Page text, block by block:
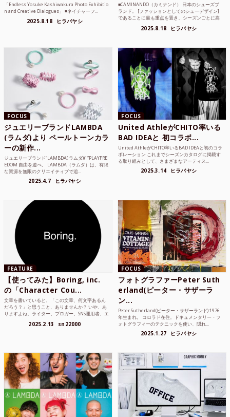
「Endless Yosuke Kashiwakura Photo Exhibitio
n and Creative Dialogues」 ■ネイチャーフ...
2025.8.18 ヒラバヤシ
■CAMINANDO（カミナンド） 日本のシューズブ
ランド。 [ファッションとしてのシューデザイン]
であることに最も重点を置き、シーズンごとに高
2025.8.18 ヒラバヤシ
FOCUS
ジュエリーブランドLAMBDA
(ラムダ)より ペールトーンカラ
ーの新作...
ジュエリーブランド“LAMBDA( ラムダ))” “PLAYFRE
EDOM 自由を遊べ。 LAMBDA（ラムダ）は、有限
な資源を無限のクリエイティブで追...
2025.4.7 ヒラバヤシ
FOCUS
United AthleがCHITO率いる
BAD IDEAと 初コラボ...
United AthleがCHITO率いるBAD IDEAと初のコラ
ボレーション これまでシーズンカタログに掲載す
る取り組みとして、さまざまなアーティス...
2025.3.14 ヒラバヤシ
FEATURE
【使ってみた】Boring, inc.
の「Character Cou...
文章を書いていると、「この文章、何文字あるん
だろう？」と思うこと、ありませんか？ いや、あ
りますよね。ライター、ブロガー、SNS運用者、エ
2025.2.13 sn22000
FOCUS
フォトグラファーPeter Suth
erland(ピーター・サザーラ
ン...
Peter Sutherland(ピーター・サザーランド) 1976
年生まれ。 コロラド在住。ドキュメンタリー・フ
ォトグラフィーのテクニックを使い、隠れ...
2025.1.27 ヒラバヤシ